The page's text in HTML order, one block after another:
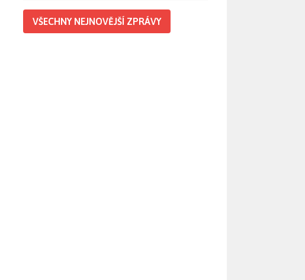
VŠECHNY NEJNOVĚJŠÍ ZPRÁVY